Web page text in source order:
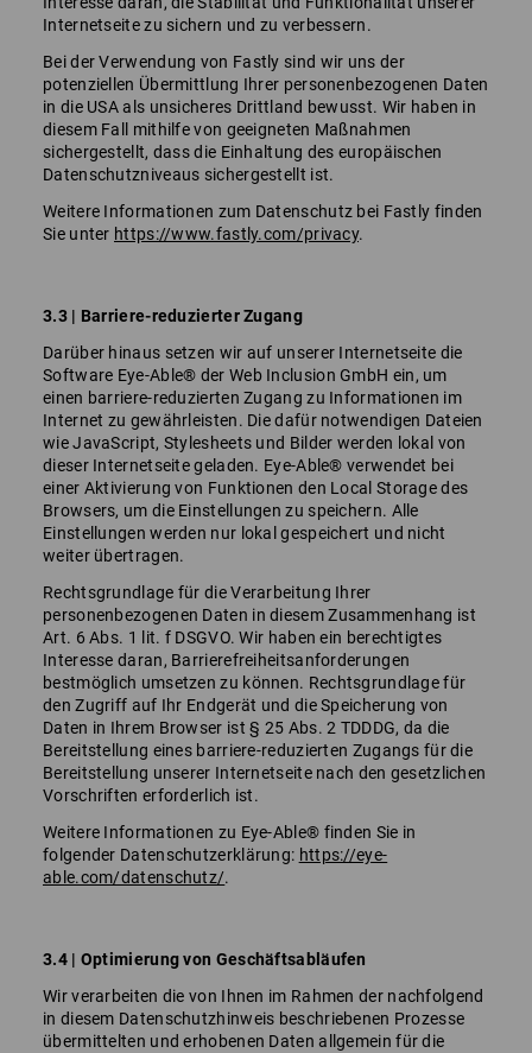
Internetseite zu sichern und zu verbessern.
Bei der Verwendung von Fastly sind wir uns der
potenziellen Übermittlung Ihrer personenbezogenen Daten
in die USA als unsicheres Drittland bewusst. Wir haben in
diesem Fall mithilfe von geeigneten Maßnahmen
sichergestellt, dass die Einhaltung des europäischen
Datenschutzniveaus sichergestellt ist.
Weitere Informationen zum Datenschutz bei Fastly finden
Sie unter https://www.fastly.com/privacy.
3.3 | Barriere-reduzierter Zugang
Darüber hinaus setzen wir auf unserer Internetseite die
Software Eye-Able® der Web Inclusion GmbH ein, um
einen barriere-reduzierten Zugang zu Informationen im
Internet zu gewährleisten. Die dafür notwendigen Dateien
wie JavaScript, Stylesheets und Bilder werden lokal von
dieser Internetseite geladen. Eye-Able® verwendet bei
einer Aktivierung von Funktionen den Local Storage des
Browsers, um die Einstellungen zu speichern. Alle
Einstellungen werden nur lokal gespeichert und nicht
weiter übertragen.
Rechtsgrundlage für die Verarbeitung Ihrer
personenbezogenen Daten in diesem Zusammenhang ist
Art. 6 Abs. 1 lit. f DSGVO. Wir haben ein berechtigtes
Interesse daran, Barrierefreiheitsanforderungen
bestmöglich umsetzen zu können. Rechtsgrundlage für
den Zugriff auf Ihr Endgerät und die Speicherung von
Daten in Ihrem Browser ist § 25 Abs. 2 TDDDG, da die
Bereitstellung eines barriere-reduzierten Zugangs für die
Bereitstellung unserer Internetseite nach den gesetzlichen
Vorschriften erforderlich ist.
Weitere Informationen zu Eye-Able® finden Sie in
folgender Datenschutzerklärung: https://eye-
able.com/datenschutz/.
3.4 | Optimierung von Geschäftsabläufen
Wir verarbeiten die von Ihnen im Rahmen der nachfolgend
in diesem Datenschutzhinweis beschriebenen Prozesse
übermittelten und erhobenen Daten allgemein für die